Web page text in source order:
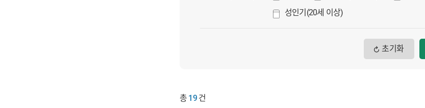
성인기(20세 이상)
초기화
총 19건